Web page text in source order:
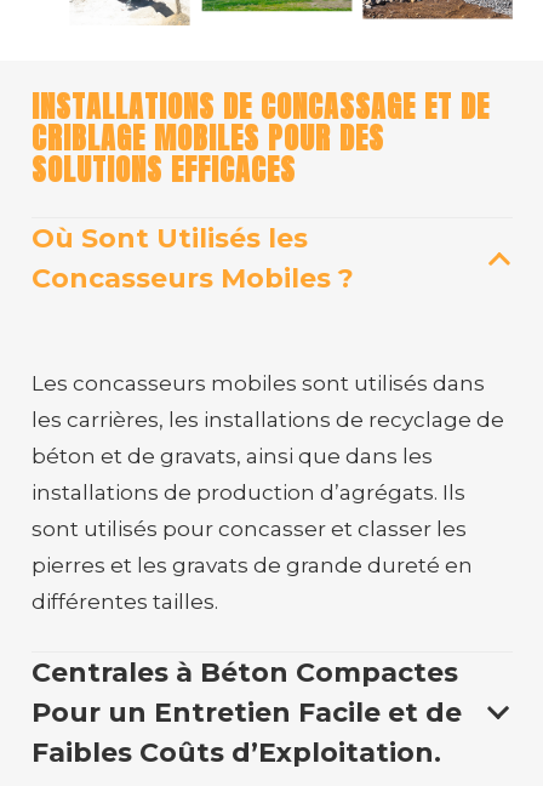
INSTALLATIONS DE CONCASSAGE ET DE
CRIBLAGE MOBILES POUR DES
SOLUTIONS EFFICACES
Où Sont Utilisés les
Concasseurs Mobiles ?
Les concasseurs mobiles sont utilisés dans
les carrières, les installations de recyclage de
béton et de gravats, ainsi que dans les
installations de production d’agrégats. Ils
sont utilisés pour concasser et classer les
pierres et les gravats de grande dureté en
différentes tailles.
Centrales à Béton Compactes
Pour un Entretien Facile et de
Faibles Coûts d’Exploitation.